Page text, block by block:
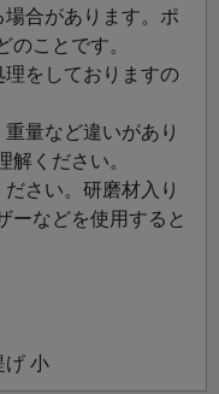
合があります。ポ
のことです。
をしておりますの
量など違いがあり
解ください。
さい。研磨材入り
ーなどを使用すると
げ 小